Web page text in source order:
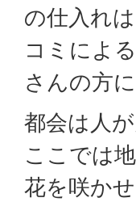
の仕入れ
コミによ
さんの方
都会は人
ここでは
花を咲か